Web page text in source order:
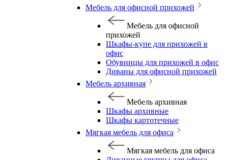
Мебель для офисной прихожей
Мебель для офисной
прихожей
Шкафы-купе для прихожей в
офис
Обувницы для прихожей в офис
Диваны для офисной прихожей
Мебель архивная
Мебель архивная
Шкафы архивные
Шкафы картотечные
Мягкая мебель для офиса
Мягкая мебель для офиса